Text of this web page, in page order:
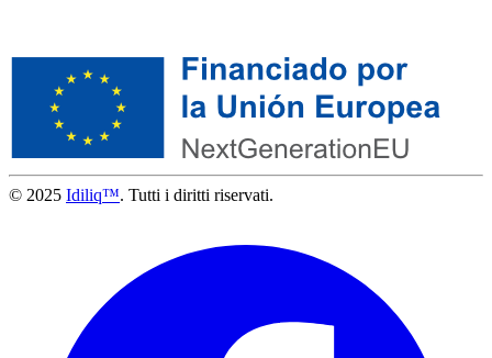
© 2025 Idiliq™. Tutti i diritti riservati.